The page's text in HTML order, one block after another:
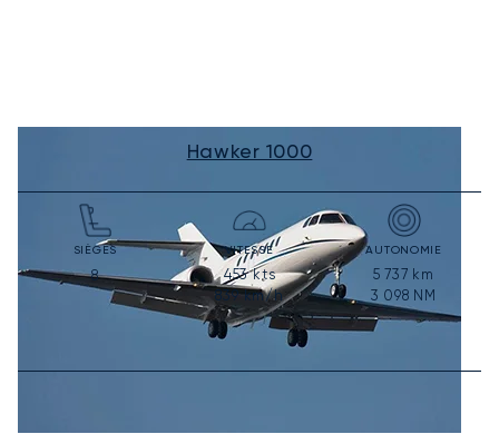
Hawker 1000
SIÈGES
8
VITESSE
453kts
839km/h
AUTONOMIE
5 737 km
3 098 NM